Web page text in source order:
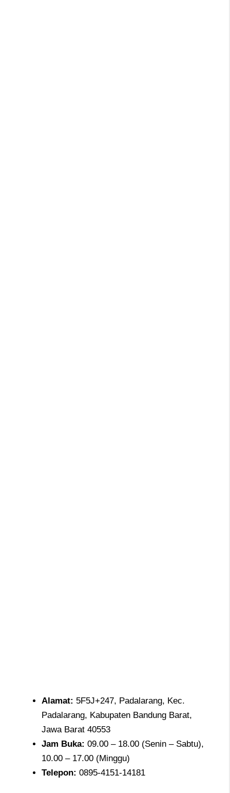
Alamat: 5F5J+247, Padalarang, Kec.
Padalarang, Kabupaten Bandung Barat,
Jawa Barat 40553
Jam Buka: 09.00 – 18.00 (Senin – Sabtu),
10.00 – 17.00 (Minggu)
Telepon: 0895-4151-14181